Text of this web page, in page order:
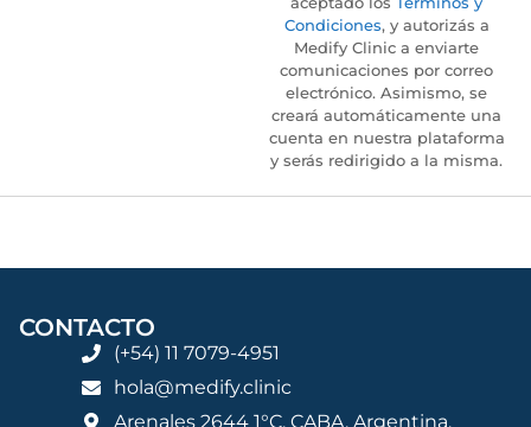
Condiciones, y autorizás a
Medify Clinic a enviarte
comunicaciones por correo
electrónico. Asimismo, se
creará automáticamente una
cuenta en nuestra plataforma
y serás redirigido a la misma.
CONTACTO
(+54) 11 7079-4951
hola@medify.clinic
Arenales 2644 1°C, CABA, Argentina.